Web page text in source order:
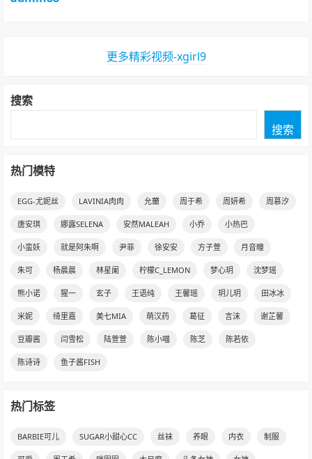
更多精彩视频-xgirl9
搜索
搜索
热门模特
EGG-尤妮丝 LAVINIA肉肉 允薾 周于希 周妍希 周慕汐
唐安琪 娜露SELENA 安然MALEAH 小乔 小热巴
小蛮妖 就是阿朱啊 尹菲 徐安安 方子萱 月音瞳
朱可 杨晨晨 林星阑 柠檬C_LEMON 梦心玥 沈梦瑶
熊小诺 猩一 玄子 王语纯 王馨瑶 玥儿玥 田冰冰
米妮 绮里嘉 美七MIA 萌汉药 葛征 言沫 谢芷馨
豆瓣酱 闫雪松 陆萱萱 陈小喵 陈芝 陈若依
陈诗诗 鱼子酱FISH
热门标签
BARBIE可儿 SUGAR小甜心CC 丝袜 养眼 内衣 制服